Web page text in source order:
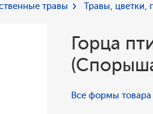
травы Травы, цветки,
Горца
Все формы товара